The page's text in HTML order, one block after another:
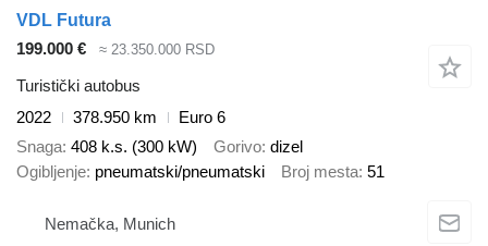
VDL Futura
199.000 €
≈ 23.350.000 RSD
Turistički autobus
2022
378.950 km
Euro 6
Snaga 408 k.s. (300 kW) Gorivo dizel
Ogibljenje pneumatski/pneumatski Broj mesta 51
Nemačka, Munich